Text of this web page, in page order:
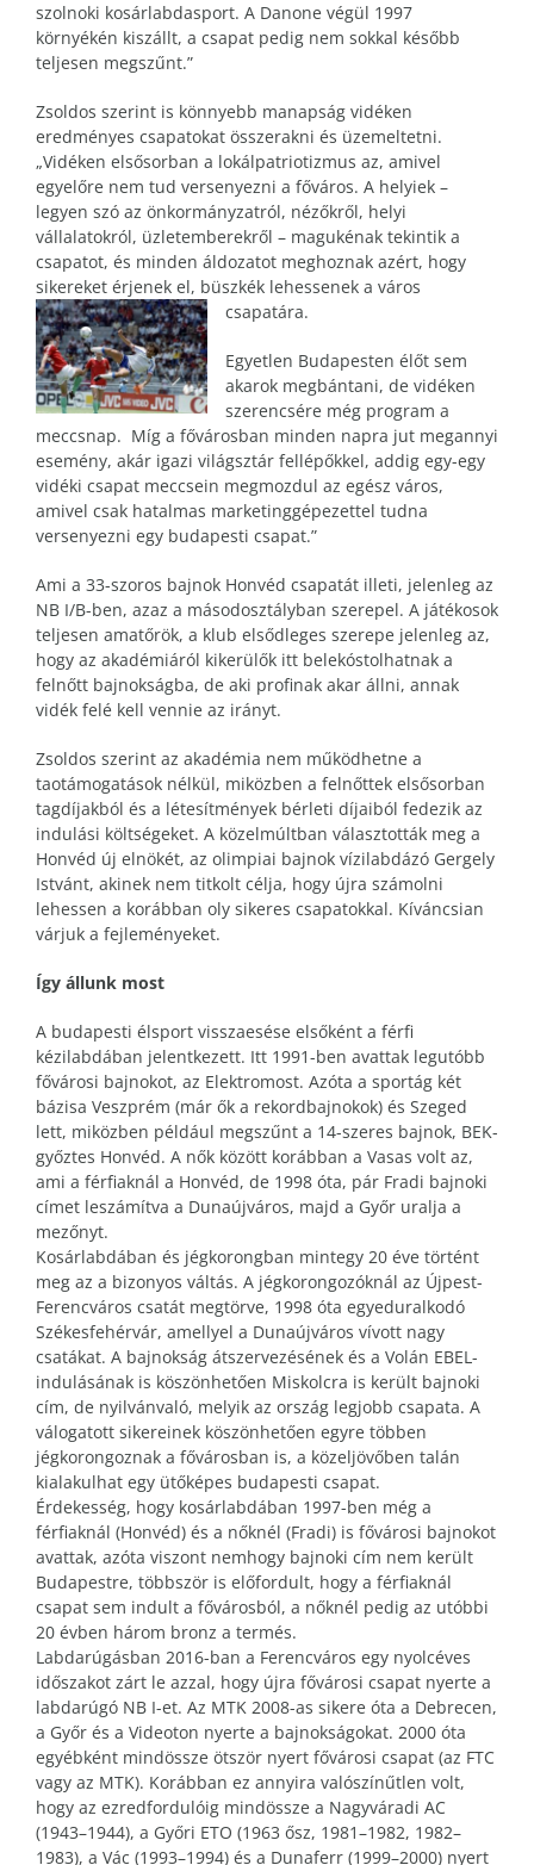
szolnoki kosárlabdasport. A Danone végül 1997
környékén kiszállt, a csapat pedig nem sokkal később
teljesen megszűnt.”
Zsoldos szerint is könnyebb manapság vidéken
eredményes csapatokat összerakni és üzemeltetni.
„Vidéken elsősorban a lokálpatriotizmus az, amivel
egyelőre nem tud versenyezni a főváros. A helyiek –
legyen szó az önkormányzatról, nézőkről, helyi
vállalatokról, üzletemberekről – magukénak tekintik a
csapatot, és minden áldozatot meghoznak azért, hogy
sikereket érjenek el, büszkék lehessenek a város
csapatára.
Egyetlen Budapesten élőt sem
akarok megbántani, de vidéken
szerencsére még program a
meccsnap. Míg a fővárosban minden napra jut megannyi
esemény, akár igazi világsztár fellépőkkel, addig egy-egy
vidéki csapat meccsein megmozdul az egész város,
amivel csak hatalmas marketinggépezettel tudna
versenyezni egy budapesti csapat.”
Ami a 33-szoros bajnok Honvéd csapatát illeti, jelenleg az
NB I/B-ben, azaz a másodosztályban szerepel. A játékosok
teljesen amatőrök, a klub elsődleges szerepe jelenleg az,
hogy az akadémiáról kikerülők itt belekóstolhatnak a
felnőtt bajnokságba, de aki profinak akar állni, annak
vidék felé kell vennie az irányt.
Zsoldos szerint az akadémia nem működhetne a
taotámogatások nélkül, miközben a felnőttek elsősorban
tagdíjakból és a létesítmények bérleti díjaiból fedezik az
indulási költségeket. A közelmúltban választották meg a
Honvéd új elnökét, az olimpiai bajnok vízilabdázó Gergely
Istvánt, akinek nem titkolt célja, hogy újra számolni
lehessen a korábban oly sikeres csapatokkal. Kíváncsian
várjuk a fejleményeket.
Így állunk most
A budapesti élsport visszaesése elsőként a férfi
kézilabdában jelentkezett. Itt 1991-ben avattak legutóbb
fővárosi bajnokot, az Elektromost. Azóta a sportág két
bázisa Veszprém (már ők a rekordbajnokok) és Szeged
lett, miközben például megszűnt a 14-szeres bajnok, BEK-
győztes Honvéd. A nők között korábban a Vasas volt az,
ami a férfiaknál a Honvéd, de 1998 óta, pár Fradi bajnoki
címet leszámítva a Dunaújváros, majd a Győr uralja a
mezőnyt.
Kosárlabdában és jégkorongban mintegy 20 éve történt
meg az a bizonyos váltás. A jégkorongozóknál az Újpest-
Ferencváros csatát megtörve, 1998 óta egyeduralkodó
Székesfehérvár, amellyel a Dunaújváros vívott nagy
csatákat. A bajnokság átszervezésének és a Volán EBEL-
indulásának is köszönhetően Miskolcra is került bajnoki
cím, de nyilvánvaló, melyik az ország legjobb csapata. A
válogatott sikereinek köszönhetően egyre többen
jégkorongoznak a fővárosban is, a közeljövőben talán
kialakulhat egy ütőképes budapesti csapat.
Érdekesség, hogy kosárlabdában 1997-ben még a
férfiaknál (Honvéd) és a nőknél (Fradi) is fővárosi bajnokot
avattak, azóta viszont nemhogy bajnoki cím nem került
Budapestre, többször is előfordult, hogy a férfiaknál
csapat sem indult a fővárosból, a nőknél pedig az utóbbi
20 évben három bronz a termés.
Labdarúgásban 2016-ban a Ferencváros egy nyolcéves
időszakot zárt le azzal, hogy újra fővárosi csapat nyerte a
labdarúgó NB I-et. Az MTK 2008-as sikere óta a Debrecen,
a Győr és a Videoton nyerte a bajnokságokat. 2000 óta
egyébként mindössze ötször nyert fővárosi csapat (az FTC
vagy az MTK). Korábban ez annyira valószínűtlen volt,
hogy az ezredfordulóig mindössze a Nagyváradi AC
(1943–1944), a Győri ETO (1963 ősz, 1981–1982, 1982–
1983), a Vác (1993–1994) és a Dunaferr (1999–2000) nyert